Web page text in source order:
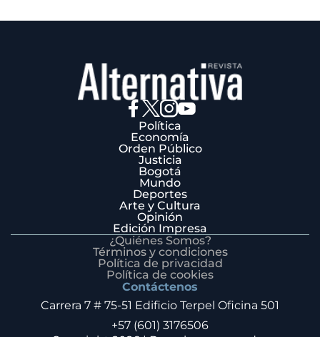
Política
Economía
Orden Público
Justicia
Bogotá
Mundo
Deportes
Arte y Cultura
Opinión
Edición Impresa
¿Quiénes Somos?
Términos y condiciones
Política de privacidad
Política de cookies
Contáctenos
Carrera 7 # 75-51 Edificio Terpel Oficina 501
+57 (601) 3176506